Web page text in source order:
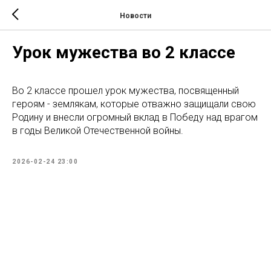
Новости
Урок мужества во 2 классе
Во 2 классе прошел урок мужества, посвященный
героям - землякам, которые отважно защищали свою
Родину и внесли огромный вклад в Победу над врагом
в годы Великой Отечественной войны.
2026-02-24 23:00